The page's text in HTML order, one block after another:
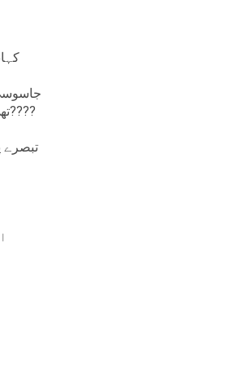
تھی لیکن اس تبصرے سے آپ امید ہے بالکل بور نہیں ہوۓ ہوں گے????
تبصرے